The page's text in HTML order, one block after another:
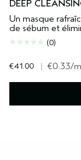
DEEP
Un masque
de sébum et
(0)
€41.00 | €0.33/